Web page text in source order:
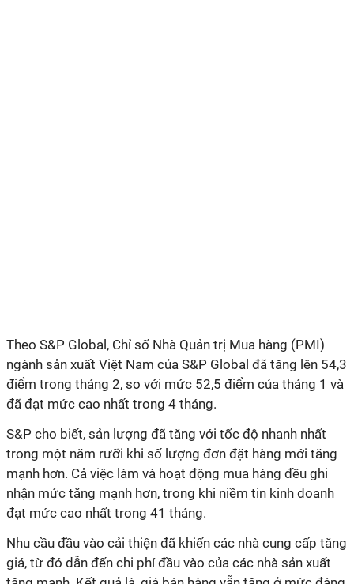
Theo S&P Global, Chỉ số Nhà Quản trị Mua hàng (PMI)
ngành sản xuất Việt Nam của S&P Global đã tăng lên 54,3
điểm trong tháng 2, so với mức 52,5 điểm của tháng 1 và
đã đạt mức cao nhất trong 4 tháng.
S&P cho biết, sản lượng đã tăng với tốc độ nhanh nhất
trong một năm rưỡi khi số lượng đơn đặt hàng mới tăng
mạnh hơn. Cả việc làm và hoạt động mua hàng đều ghi
nhận mức tăng mạnh hơn, trong khi niềm tin kinh doanh
đạt mức cao nhất trong 41 tháng.
Nhu cầu đầu vào cải thiện đã khiến các nhà cung cấp tăng
giá, từ đó dẫn đến chi phí đầu vào của các nhà sản xuất